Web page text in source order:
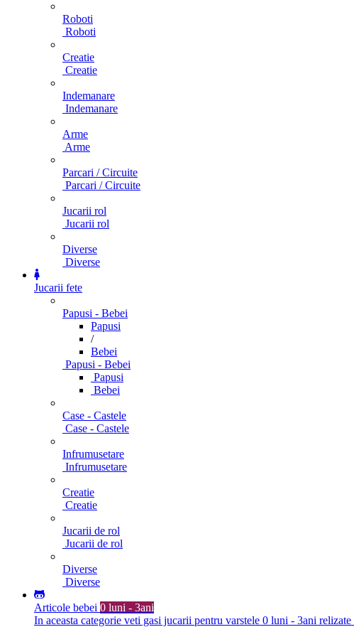
Roboti
Roboti
Creatie
Creatie
Indemanare
Indemanare
Arme
Arme
Parcari / Circuite
Parcari / Circuite
Jucarii rol
Jucarii rol
Diverse
Diverse
Jucarii fete
Papusi - Bebei
Papusi
/
Bebei
Papusi - Bebei
Papusi
Bebei
Case - Castele
Case - Castele
Infrumusetare
Infrumusetare
Creatie
Creatie
Jucarii de rol
Jucarii de rol
Diverse
Diverse
Articole bebei 0 luni - 3ani
In aceasta categorie veti gasi jucarii pentru varstele 0 luni - 3ani